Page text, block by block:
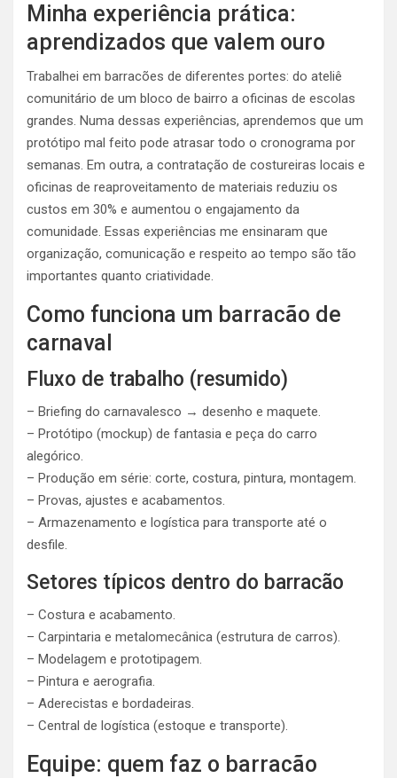
Minha experiência prática:
aprendizados que valem ouro
Trabalhei em barracões de diferentes portes: do ateliê
comunitário de um bloco de bairro a oficinas de escolas
grandes. Numa dessas experiências, aprendemos que um
protótipo mal feito pode atrasar todo o cronograma por
semanas. Em outra, a contratação de costureiras locais e
oficinas de reaproveitamento de materiais reduziu os
custos em 30% e aumentou o engajamento da
comunidade. Essas experiências me ensinaram que
organização, comunicação e respeito ao tempo são tão
importantes quanto criatividade.
Como funciona um barracão de
carnaval
Fluxo de trabalho (resumido)
– Briefing do carnavalesco → desenho e maquete.
– Protótipo (mockup) de fantasia e peça do carro
alegórico.
– Produção em série: corte, costura, pintura, montagem.
– Provas, ajustes e acabamentos.
– Armazenamento e logística para transporte até o
desfile.
Setores típicos dentro do barracão
– Costura e acabamento.
– Carpintaria e metalomecânica (estrutura de carros).
– Modelagem e prototipagem.
– Pintura e aerografia.
– Aderecistas e bordadeiras.
– Central de logística (estoque e transporte).
Equipe: quem faz o barracão